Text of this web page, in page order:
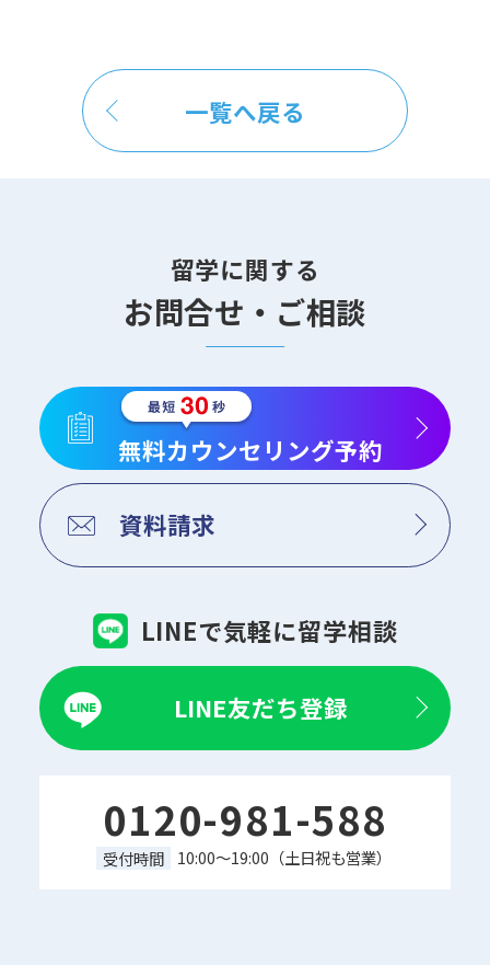
一覧へ戻る
留学に関する
お問合せ・ご相談
無料カウンセリング予約
資料請求
LINEで気軽に留学相談
LINE友だち登録
0120-981-588
受付時間 10:00～19:00（土日祝も営業）